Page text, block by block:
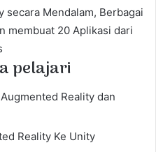
secara Mendalam, Berbagai
membuat 20 Aplikasi dari
pelajari
Reality dan
Reality Ke Unity